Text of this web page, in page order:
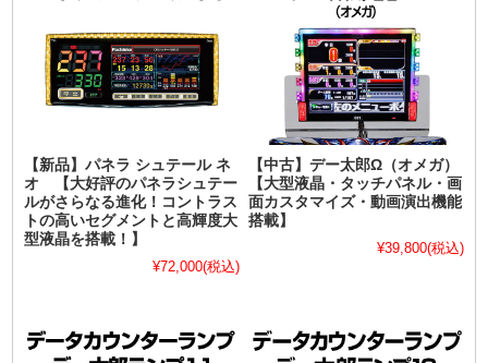
【新品】パネラ シュテール ネ
オ 【大好評のパネラシュテー
ルがさらなる進化！コントラス
トの高いセグメントと高輝度大
型液晶を搭載！】
¥72,000(税込)
【中古】デー太郎Ω（オメガ）
【大型液晶・タッチパネル・画
面カスタマイズ・動画演出機能
搭載】
¥39,800(税込)